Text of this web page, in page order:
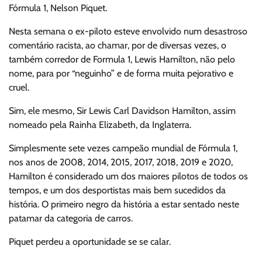
Fórmula 1, Nelson Piquet.
Nesta semana o ex-piloto esteve envolvido num desastroso
comentário racista, ao chamar, por de diversas vezes, o
também corredor de Formula 1, Lewis Hamilton, não pelo
nome, para por “neguinho” e de forma muita pejorativo e
cruel.
Sim, ele mesmo, Sir Lewis Carl Davidson Hamilton, assim
nomeado pela Rainha Elizabeth, da Inglaterra.
Simplesmente sete vezes campeão mundial de Fórmula 1,
nos anos de 2008, 2014, 2015, 2017, 2018, 2019 e 2020,
Hamilton é considerado um dos maiores pilotos de todos os
tempos, e um dos desportistas mais bem sucedidos da
história. O primeiro negro da história a estar sentado neste
patamar da categoria de carros.
Piquet perdeu a oportunidade se se calar.